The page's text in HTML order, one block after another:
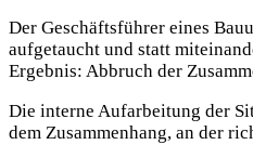
Der Geschäftsführer eines
aufgetaucht und statt
Ergebnis: Abbruch der
Die interne Aufarbeitung der
dem Zusammenhang, an der